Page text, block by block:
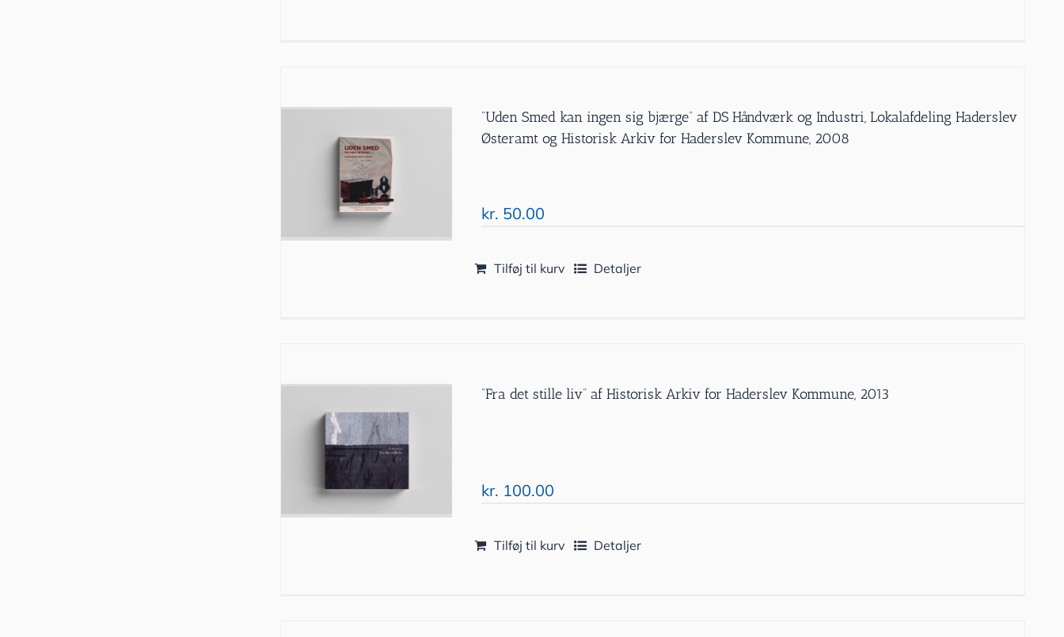
”Uden Smed kan ingen sig bjærge” af DS Håndværk og Industri, Lokalafdeling Haderslev
Østeramt og Historisk Arkiv for Haderslev Kommune, 2008
kr. 50.00
Tilføj til kurv Detaljer
”Fra det stille liv” af Historisk Arkiv for Haderslev Kommune, 2013
kr. 100.00
Tilføj til kurv Detaljer